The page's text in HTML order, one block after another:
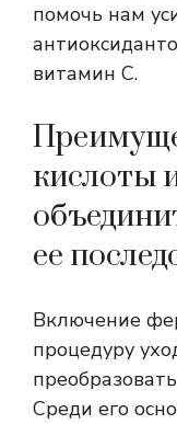
помочь нам
витамин С.
кислоты
ее
Включение
процедуру
Среди его